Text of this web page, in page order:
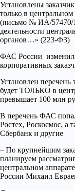
Установлены
только в
(письмо № ИА/57470/
деятельности
органов…» (223-ФЗ)
ФАС России
корпоративных
Установлен перечень
будет ТОЛЬКО в
превышает 100 млн
В перечень ФАС
Ростех, Роскосмос, а
Сбербанк и другие
– По крупнейшим
планируем
центральном
России Михаил